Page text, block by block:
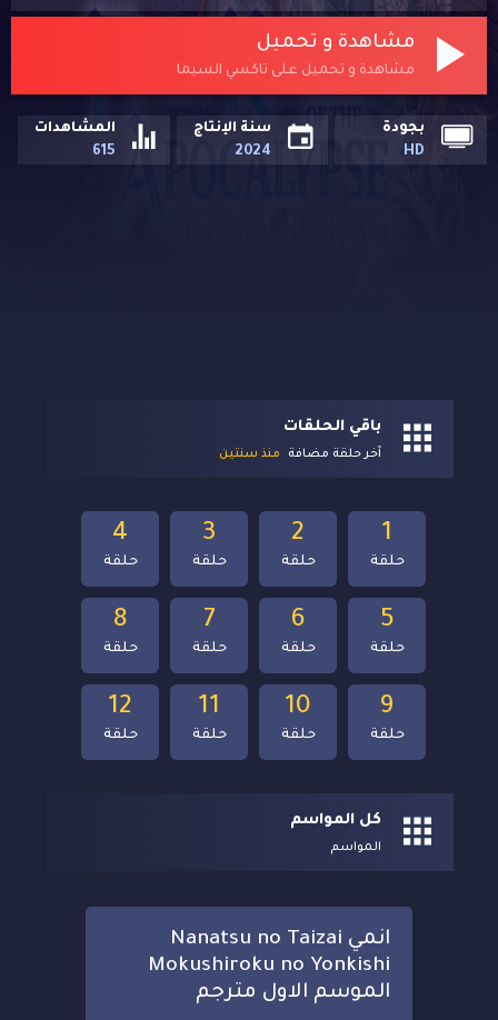
مشاهدة و تحميل
مشاهدة و تحميل على تاكسي السيما
بجودة
HD
سنة الإنتاج
2024
المشاهدات
615
باقي الحلقات
آخر حلقة مضافة منذ سنتين
12
حلقة
11
حلقة
10
حلقة
9
حلقة
8
حلقة
7
حلقة
6
حلقة
5
حلقة
4
حلقة
3
حلقة
2
حلقة
1
حلقة
كل المواسم
المواسم
انمي Nanatsu no Taizai
Mokushiroku no Yonkishi
الموسم الاول مترجم